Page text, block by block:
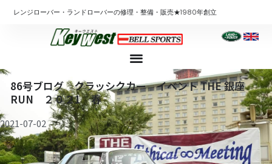
ッ
レンジローバー・ランドローバーの修理・整備・販売★1980年創立
86号ブログ クラッシクカー イベント THE 銀座
RUN ２０２1 春
2021-07-02